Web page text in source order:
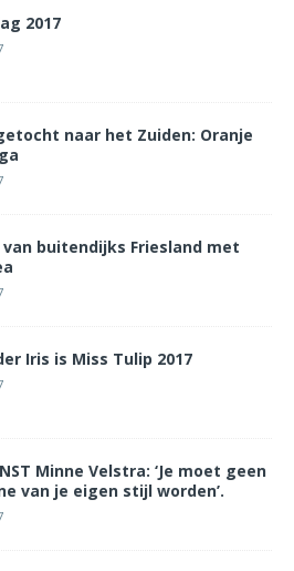
2017
naar het Zuiden: Oranje
van buitendijks Friesland met
Iris is Miss Tulip 2017
Minne Velstra: ‘Je moet geen
van je eigen stijl worden’.